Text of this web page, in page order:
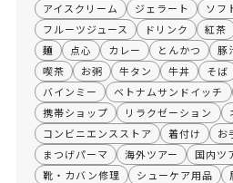
アイスクリーム
ジェラート ソフ
フルーツジュース
ドリンク 紅茶
麺
点心 カレー とんかつ 豚
喫茶
お粥 牛タン 牛丼 そば
バインミー
ベトナムサンドイッチ
携帯ショップ
リラクゼーション
コンビニエンスストア
着付け
お
まつげパーマ
海外ツアー 国内ツ
靴・カバン修理
シューケア用品